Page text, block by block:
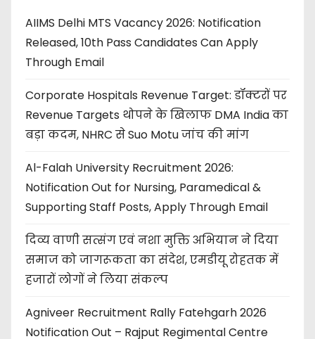
AIIMS Delhi MTS Vacancy 2026: Notification
Released, 10th Pass Candidates Can Apply
Through Email
Corporate Hospitals Revenue Target: डॉक्टरों पर
Revenue Targets थोपने के खिलाफ DMA India का
बड़ा कदम, NHRC से Suo Motu जांच की मांग
Al-Falah University Recruitment 2026:
Notification Out for Nursing, Paramedical &
Supporting Staff Posts, Apply Through Email
दिव्य वाणी सत्संग एवं नशा मुक्ति अभियान ने दिया
समाज को जागरूकता का संदेश, एमडीयू रोहतक में
हजारों लोगों ने लिया संकल्प
Agniveer Recruitment Rally Fatehgarh 2026
Notification Out – Rajput Regimental Centre